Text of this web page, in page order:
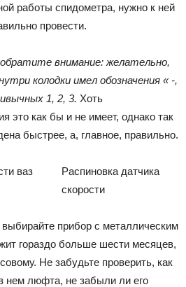
работы спидометра, нужно к ней
провести.
внимание: желательно,
колодки имел обозначения « -,
1, 2, 3. Хоть
это как бы и не имеет, однако так
быстрее, а, главное, правильно.
Распиновка датчика
скорости
прибор с металлическим
гораздо больше шести месяцев,
Не забудьте проверить, как
нем люфта, не забыли ли его